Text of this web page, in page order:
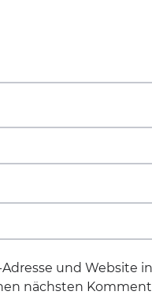
Adresse und Website
nächsten